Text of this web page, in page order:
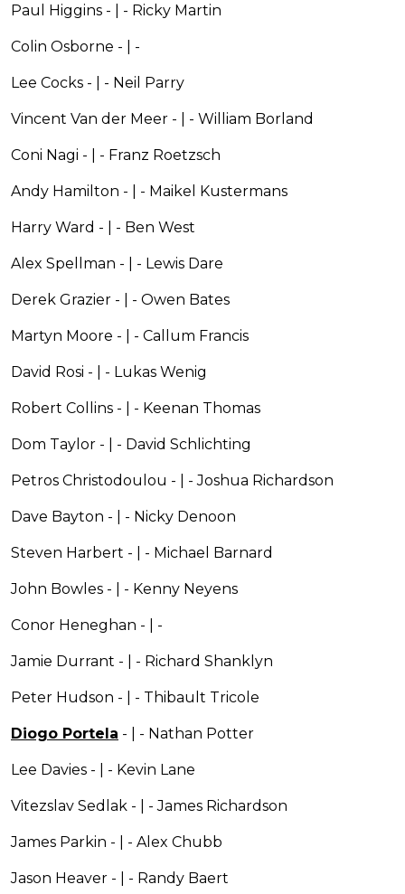
Paul Higgins - | - Ricky Martin
Colin Osborne - | -
Lee Cocks - | - Neil Parry
Vincent Van der Meer - | - William Borland
Coni Nagi - | - Franz Roetzsch
Andy Hamilton - | - Maikel Kustermans
Harry Ward - | - Ben West
Alex Spellman - | - Lewis Dare
Derek Grazier - | - Owen Bates
Martyn Moore - | - Callum Francis
David Rosi - | - Lukas Wenig
Robert Collins - | - Keenan Thomas
Dom Taylor - | - David Schlichting
Petros Christodoulou - | - Joshua Richardson
Dave Bayton - | - Nicky Denoon
Steven Harbert - | - Michael Barnard
John Bowles - | - Kenny Neyens
Conor Heneghan - | -
Jamie Durrant - | - Richard Shanklyn
Peter Hudson - | - Thibault Tricole
Diogo Portela - | - Nathan Potter
Lee Davies - | - Kevin Lane
Vitezslav Sedlak - | - James Richardson
James Parkin - | - Alex Chubb
Jason Heaver - | - Randy Baert